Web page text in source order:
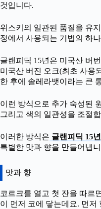
것입니다.
위스키의 일관된 품질을 유
정에서 사용되는 기법의 하
글랜피딕 15년은 미국산 버
미국산 버진 오크(최초 사용
한 후에 솔레라뱃이라는 큰
이런 방식으로 추가 숙성된
그리고 색의 일관성을 조절
이러한 방식은 글랜피딕 15
특별한 맛과 향을 만들어냅
맛과 향
코르크를 열고 첫 잔을 따르
이 먼저 코에 닿는데요. 먼저